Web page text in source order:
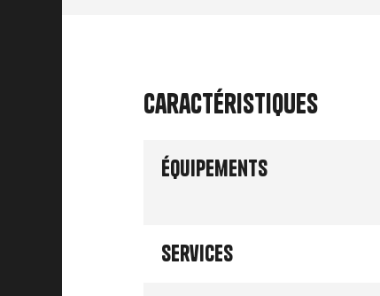
Caractéristiques
Équipements
Services